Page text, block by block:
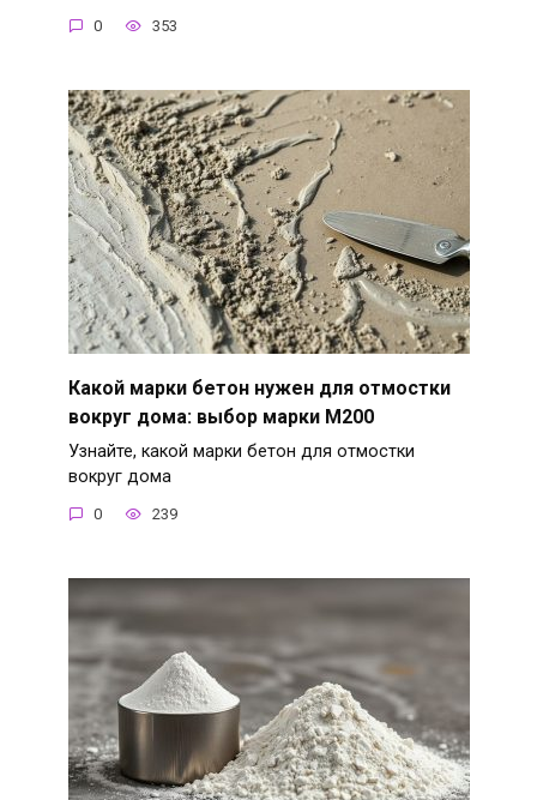
0 353
Какой марки бетон нужен для отмостки
вокруг дома: выбор марки М200
Узнайте, какой марки бетон для отмостки
вокруг дома
0 239